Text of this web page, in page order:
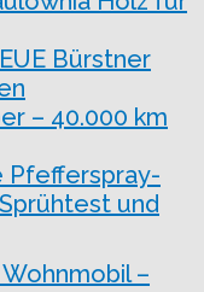
Bürstner
– 40.000 km
Pfefferspray-
und
–